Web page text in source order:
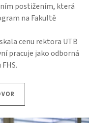
postižením, která
na Fakultě
cenu rektora UTB
pracuje jako odborná